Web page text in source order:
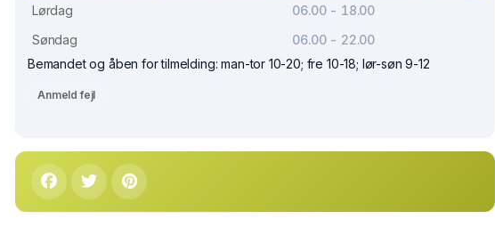
Lørdag
06.00 - 18.00
Søndag
06.00 - 22.00
Bemandet og åben for tilmelding: man-tor 10-20; fre 10-18; lør-søn 9-12
Anmeld fejl